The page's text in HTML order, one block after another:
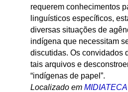
requerem conhecimentos
linguísticos específicos,
diversas situações de
indígena que necessitam
discutidas. Os convidados
tais arquivos e
“indígenas de papel”.
Localizado em MIDIATECA